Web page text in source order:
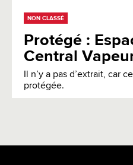
NON CLASSÉ
Protégé :
Central
Il n’y a pas d’extrait, car
protégée.